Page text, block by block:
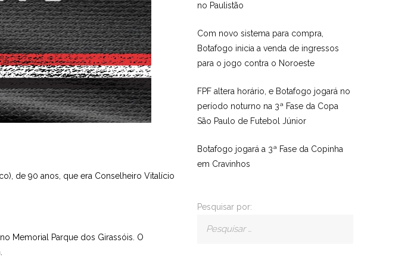
de 90 anos, que era Conselheiro Vitalício
Memorial Parque dos Girassóis. O
no Paulistão
Com novo sistema para compra,
Botafogo inicia a venda de ingressos
para o jogo contra o Noroeste
FPF altera horário, e Botafogo jogará no
período noturno na 3ª Fase da Copa
São Paulo de Futebol Júnior
Botafogo jogará a 3ª Fase da Copinha
em Cravinhos
Pesquisar por: